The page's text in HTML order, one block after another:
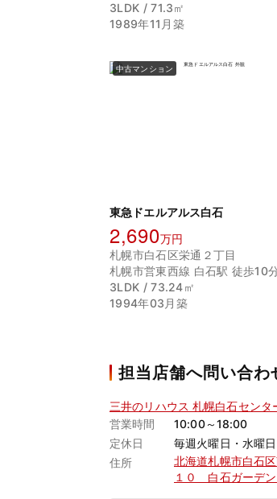
3LDK / 71.3㎡
1989年11月築
中古マンション
東急ドエルアルス白石
2,690万円
札幌市白石区栄通２丁目
札幌市営東西線 白石駅 徒歩10
3LDK / 73.24㎡
1994年03月築
担当店舗へ問い合わ
三井のリハウス 札幌白石センタ
営業時間
10:00～18:00
定休日
毎週火曜日・水曜日
住所
北海道札幌市白石
１０ 白石ガーデ